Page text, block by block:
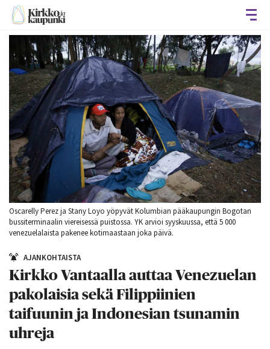
Oscarelly Perez ja Stany Loyo yöpyvät Kolumbian pääkaupungin Bogotan
bussiterminaalin viereisessä puistossa. YK arvioi syyskuussa, että 5 000
venezuelalaista pakenee kotimaastaan joka päivä.
AJANKOHTAISTA
Kirkko Vantaalla auttaa Venezuelan
pakolaisia sekä Filippiinien
taifuunin ja Indonesian tsunamin
uhreja